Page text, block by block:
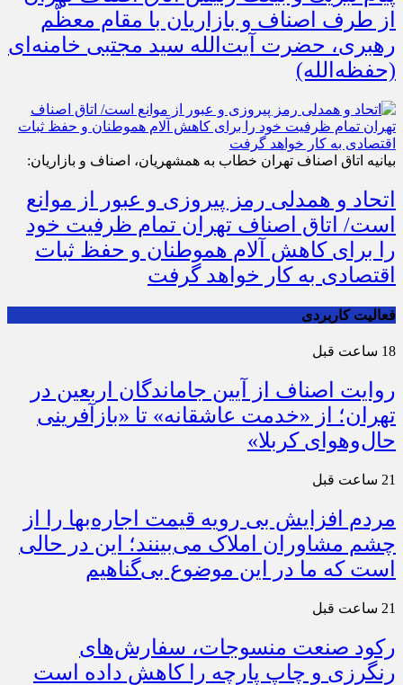
از طرف اصناف و بازاریان با مقام معظّم
رهبری، حضرت آیت‌الله سید مجتبی خامنه‌ای
(حفظه‌الله)
بیانیه اتاق اصناف تهران خطاب به همشهریان، اصناف و بازاریان:
اتحاد و همدلی رمز پیروزی و عبور از موانع
است/ اتاق اصناف تهران تمام ظرفیت خود
را برای کاهش آلام هموطنان و حفظ ثبات
اقتصادی به کار خواهد گرفت
فعالیت کاربردی
18 ساعت قبل
روایت اصناف از آیین جاماندگان اربعین در
تهران؛ از «خدمت عاشقانه» تا «بازآفرینی
حال‌وهوای کربلا»
21 ساعت قبل
مردم افزایش بی رویه قیمت اجاره‌بها را از
چشم مشاوران املاک می‌بینند؛ این در حالی
است که ما در این موضوع بی‌گناهیم
21 ساعت قبل
رکود صنعت منسوجات، سفارش‌های
رنگرزی و چاپ پارچه را کاهش داده است